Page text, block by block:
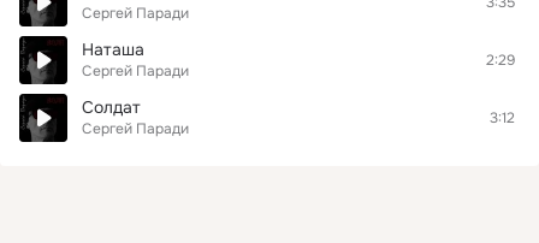
Сергей Паради
Наташа
Сергей Паради
2:29
Солдат
Сергей Паради
3:12